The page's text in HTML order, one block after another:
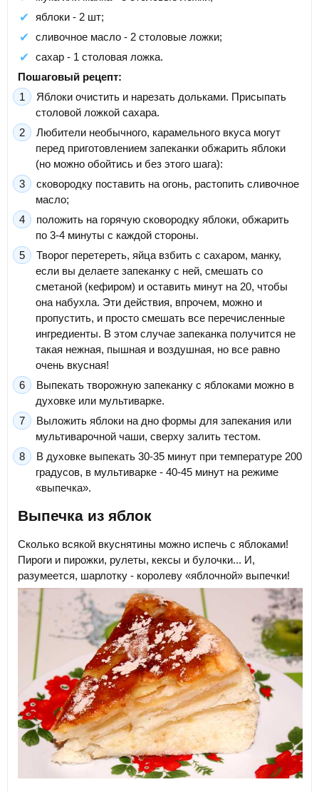
яблоки - 2 шт;
сливочное масло - 2 столовые ложки;
сахар - 1 столовая ложка.
Пошаговый рецепт:
Яблоки очистить и нарезать дольками. Присыпать
столовой ложкой сахара.
Любители необычного, карамельного вкуса могут
перед приготовлением запеканки обжарить яблоки
(но можно обойтись и без этого шага):
сковородку поставить на огонь, растопить сливочное
масло;
положить на горячую сковородку яблоки, обжарить
по 3-4 минуты с каждой стороны.
Творог перетереть, яйца взбить с сахаром, манку,
если вы делаете запеканку с ней, смешать со
сметаной (кефиром) и оставить минут на 20, чтобы
она набухла. Эти действия, впрочем, можно и
пропустить, и просто смешать все перечисленные
ингредиенты. В этом случае запеканка получится не
такая нежная, пышная и воздушная, но все равно
очень вкусная!
Выпекать творожную запеканку с яблоками можно в
духовке или мультиварке.
Выложить яблоки на дно формы для запекания или
мультиварочной чаши, сверху залить тестом.
В духовке выпекать 30-35 минут при температуре 200
градусов, в мультиварке - 40-45 минут на режиме
«выпечка».
Выпечка из яблок
Сколько всякой вкуснятины можно испечь с яблоками!
Пироги и пирожки, рулеты, кексы и булочки... И,
разумеется, шарлотку - королеву «яблочной» выпечки!